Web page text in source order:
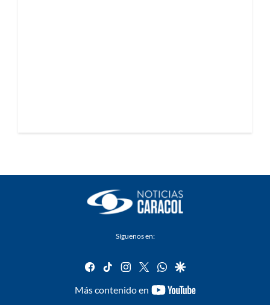
Síguenos en:
facebook
tiktok instagram
twitterwhatsapp
google
Más contenido en
youtube-